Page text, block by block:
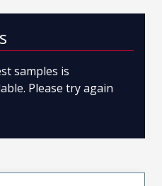
samples is
Please try again